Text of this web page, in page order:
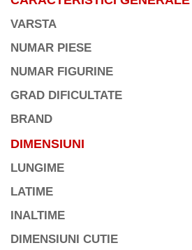
VARSTA
NUMAR PIESE
NUMAR FIGURINE
GRAD DIFICULTATE
BRAND
DIMENSIUNI
LUNGIME
LATIME
INALTIME
DIMENSIUNI CUTIE